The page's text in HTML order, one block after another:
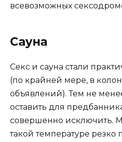
всевозможных
Сауна
Секс и сауна стали
(по крайней мере, в
объявлений). Тем не
оставить для
совершенно исключить.
такой температуре резко